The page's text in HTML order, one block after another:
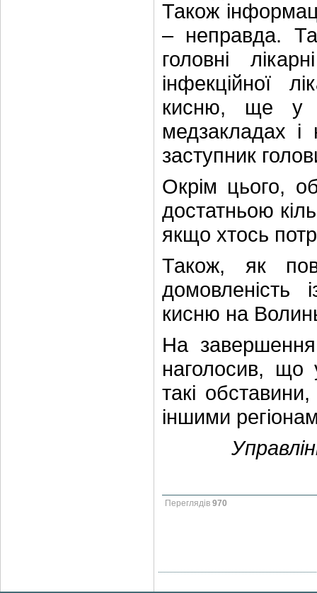
Також
– неправда.
головні
інфекційної
кисню, ще у
медзакладах
заступник
Окрім цього,
достатньою
якщо хтось
Також, як
домовленість
кисню на
На
наголосив, що
такі
іншими
Переглядів 970